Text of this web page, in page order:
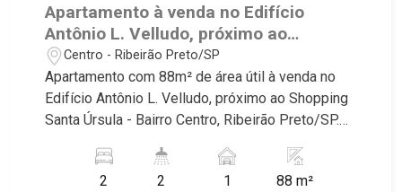
Apartamento à venda no Edifício
Antônio L. Velludo, próximo ao
Shopping Santa Úrsula - Ribeirão
Preto/SP.
Centro - Ribeirão Preto/SP
Apartamento com 88m² de área útil à venda no
Edifício Antônio L. Velludo, próximo ao Shopping
Santa Úrsula - Bairro Centro, Ribeirão Preto/SP.
Martinelli Imobiliária selecionou para você: -
88m² de área útil - 2 dormitórios com armários,
2 2 1 88 m²